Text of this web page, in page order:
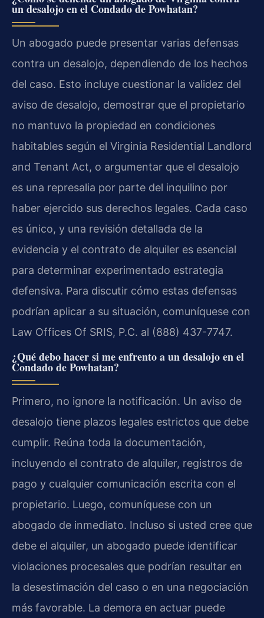
un desalojo en el Condado de Powhatan?
Un abogado puede presentar varias defensas
contra un desalojo, dependiendo de los hechos
del caso. Esto incluye cuestionar la validez del
aviso de desalojo, demostrar que el propietario
no mantuvo la propiedad en condiciones
habitables según el Virginia Residential Landlord
and Tenant Act, o argumentar que el desalojo
es una represalia por parte del inquilino por
haber ejercido sus derechos legales. Cada caso
es único, y una revisión detallada de la
evidencia y el contrato de alquiler es esencial
para determinar experimentado estrategia
defensiva. Para discutir cómo estas defensas
podrían aplicar a su situación, comuníquese con
Law Offices Of SRIS, P.C. al (888) 437-7747.
¿Qué debo hacer si me enfrento a un desalojo en el
Condado de Powhatan?
Primero, no ignore la notificación. Un aviso de
desalojo tiene plazos legales estrictos que debe
cumplir. Reúna toda la documentación,
incluyendo el contrato de alquiler, registros de
pago y cualquier comunicación escrita con el
propietario. Luego, comuníquese con un
abogado de inmediato. Incluso si usted cree que
debe el alquiler, un abogado puede identificar
violaciones procesales que podrían resultar en
la desestimación del caso o en una negociación
más favorable. La demora en actuar puede